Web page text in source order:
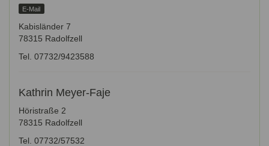
E-Mail
Kabisländer 7
78315 Radolfzell
Tel. 07732/9423588
Kathrin Meyer-Faje
Höristraße 2
78315 Radolfzell
Tel. 07732/57532